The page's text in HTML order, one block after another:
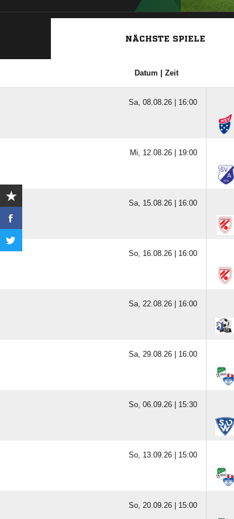
NÄCHSTE SPIELE
Datum | Zeit
Sa, 08.08.26 | 16:00
Mi, 12.08.26 | 19:00
Sa, 15.08.26 | 16:00
So, 16.08.26 | 16:00
Sa, 22.08.26 | 16:00
Sa, 29.08.26 | 16:00
So, 06.09.26 | 15:30
So, 13.09.26 | 15:00
So, 20.09.26 | 15:00